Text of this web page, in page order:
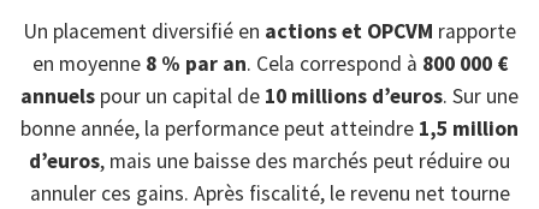
Un placement diversifié en actions et OPCVM rapporte
en moyenne 8 % par an. Cela correspond à 800 000 €
annuels pour un capital de 10 millions d’euros. Sur une
bonne année, la performance peut atteindre 1,5 million
d’euros, mais une baisse des marchés peut réduire ou
annuler ces gains. Après fiscalité, le revenu net tourne